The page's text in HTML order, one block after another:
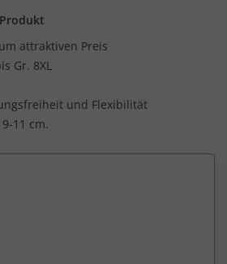
attraktiven Preis
Gr. 8XL
und Flexibilität
11 cm.